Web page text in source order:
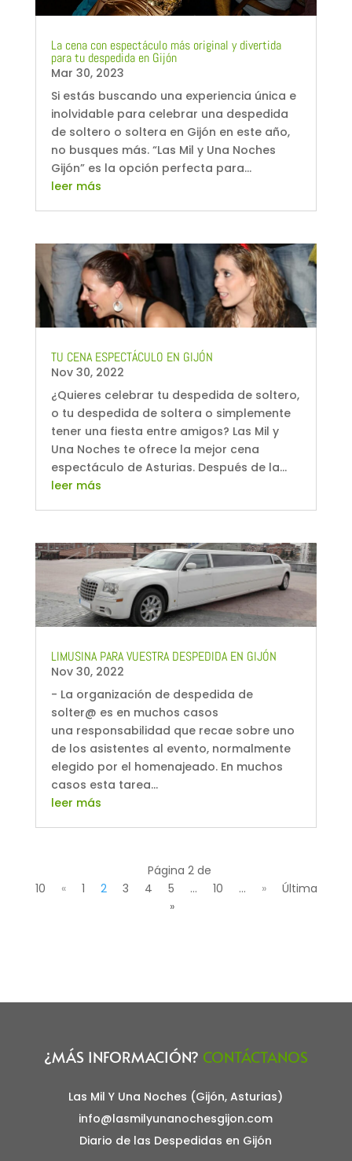
La cena con espectáculo más original y divertida
para tu despedida en Gijón
Mar 30, 2023
Si estás buscando una experiencia única e
inolvidable para celebrar una despedida
de soltero o soltera en Gijón en este año,
no busques más. “Las Mil y Una Noches
Gijón” es la opción perfecta para...
leer más
TU CENA ESPECTÁCULO EN GIJÓN
Nov 30, 2022
¿Quieres celebrar tu despedida de soltero,
o tu despedida de soltera o simplemente
tener una fiesta entre amigos? Las Mil y
Una Noches te ofrece la mejor cena
espectáculo de Asturias. Después de la...
leer más
LIMUSINA PARA VUESTRA DESPEDIDA EN GIJÓN
Nov 30, 2022
- La organización de despedida de
solter@ es en muchos casos
una responsabilidad que recae sobre uno
de los asistentes al evento, normalmente
elegido por el homenajeado. En muchos
casos esta tarea...
leer más
Página 2 de
10
« 1 2 3 4 5 ... 10 ... »
Última
»
¿MÁS INFORMACIÓN? CONTÁCTANOS
Las Mil Y Una Noches (Gijón, Asturias)
info@lasmilyunanochesgijon.com
Diario de las Despedidas en Gijón